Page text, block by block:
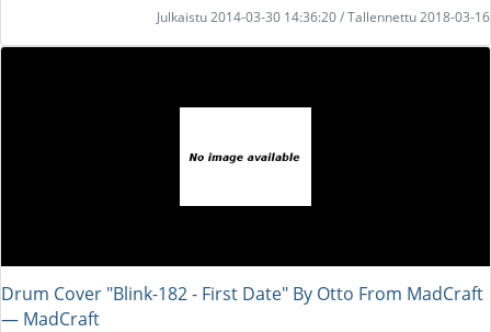
Julkaistu 2014-03-30 14:36:20 / Tallennettu 2018-03-16
Drum Cover "Blink-182 - First Date" By Otto From MadCraft
― MadCraft